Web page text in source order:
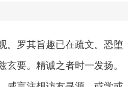
。罗其旨趣已在疏文。恐堕
玄要。精诚之者时一发扬。